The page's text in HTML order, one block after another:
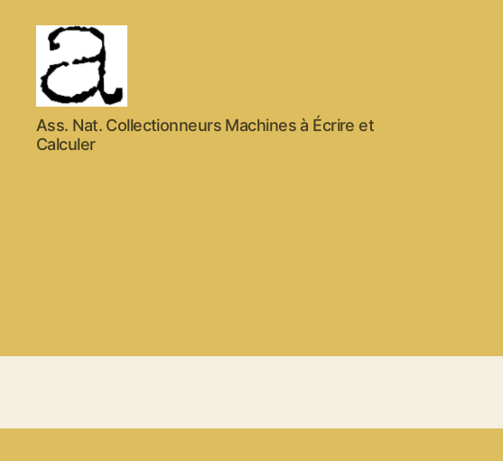
ANCMECA
Ass. Nat. Collectionneurs Machines à Écrire et
Calculer